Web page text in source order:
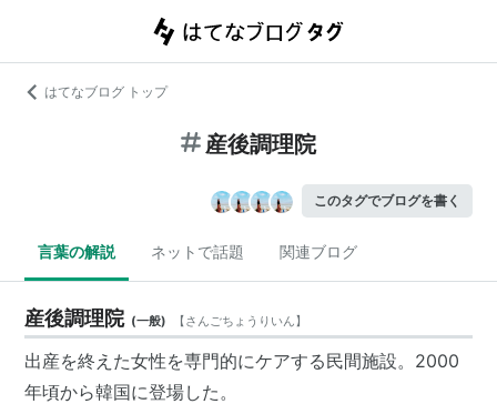
はてなブログ トップ
産後調理院
このタグでブログを書く
言葉の解説 ネットで話題 関連ブログ
産後調理院 (一般) 【さんごちょうりいん】
出産を終えた女性を専門的にケアする民間施設。2000
年頃から韓国に登場した。